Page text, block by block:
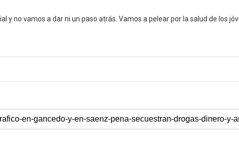
y no vamos a dar ni un paso atrás. Vamos a pelear por la salud de los